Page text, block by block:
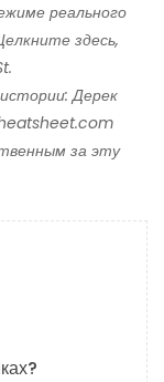
реального
здесь,
Дерек
за эту